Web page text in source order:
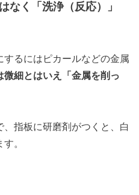
なく「洗浄（反応）」
るにはピカールなどの金属
微細とはいえ「金属を削っ
指板に研磨剤がつくと、白
。